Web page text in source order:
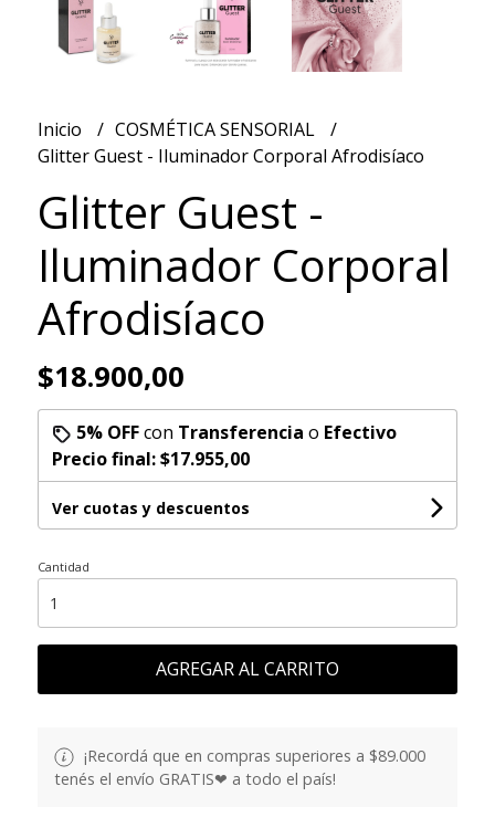
Inicio
COSMÉTICA SENSORIAL
Glitter Guest - Iluminador Corporal Afrodisíaco
Glitter Guest -
Iluminador Corporal
Afrodisíaco
$18.900,00
5% OFFcon Transferencia o Efectivo
Precio final:$17.955,00
Ver cuotas y descuentos
Cantidad
AGREGAR AL CARRITO
¡Recordá que en compras superiores a $89.000
tenés el envío GRATIS❤ a todo el país!